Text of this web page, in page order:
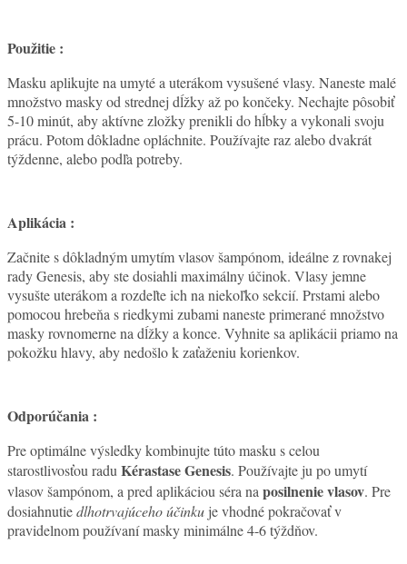
Použitie :
Masku aplikujte na umyté a uterákom vysušené vlasy. Naneste malé
množstvo masky od strednej dĺžky až po končeky. Nechajte pôsobiť
5-10 minút, aby aktívne zložky prenikli do hĺbky a vykonali svoju
prácu. Potom dôkladne opláchnite. Používajte raz alebo dvakrát
týždenne, alebo podľa potreby.
Aplikácia :
Začnite s dôkladným umytím vlasov šampónom, ideálne z rovnakej
rady Genesis, aby ste dosiahli maximálny účinok. Vlasy jemne
vysušte uterákom a rozdeľte ich na niekoľko sekcií. Prstami alebo
pomocou hrebeňa s riedkymi zubami naneste primerané množstvo
masky rovnomerne na dĺžky a konce. Vyhnite sa aplikácii priamo na
pokožku hlavy, aby nedošlo k zaťaženiu korienkov.
Odporúčania :
Pre optimálne výsledky kombinujte túto masku s celou
starostlivosťou raduKérastase Genesis. Používajte ju po umytí
vlasov šampónom, a pred aplikáciou séra naposilnenie vlasov. Pre
dosiahnutiedlhotrvajúceho účinku je vhodné pokračovať v
pravidelnom používaní masky minimálne 4-6 týždňov.